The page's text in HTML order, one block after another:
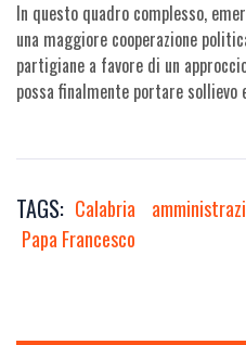
In questo quadro complesso,
una maggiore cooperazione
partigiane a favore di un
possa finalmente portare sollievo
TAGS: Calabria
Papa Francesco